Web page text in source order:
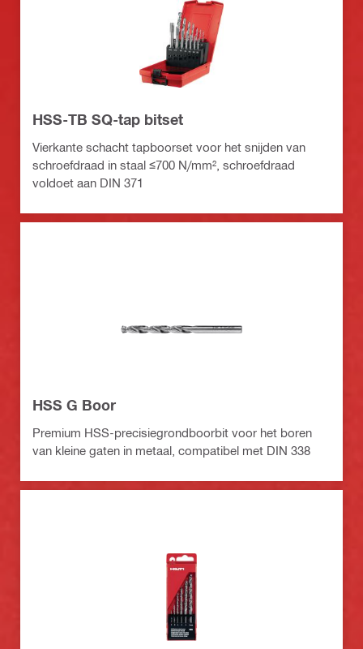
HSS-TB SQ-tap bitset
Vierkante schacht tapboorset voor het snijden van
schroefdraad in staal ≤700 N/mm², schroefdraad
voldoet aan DIN 371
HSS G Boor
Premium HSS-precisiegrondboorbit voor het boren
van kleine gaten in metaal, compatibel met DIN 338